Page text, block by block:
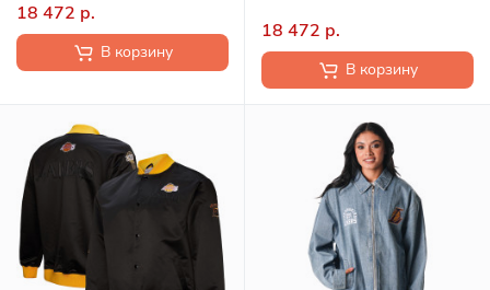
18 472 р.
В корзину
18 472 р.
В корзину